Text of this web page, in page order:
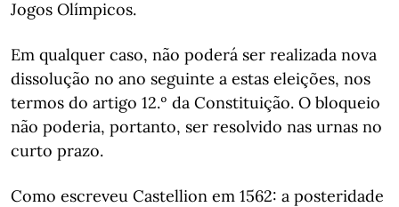
Jogos Olímpicos.
Em qualquer caso, não poderá ser realizada nova
dissolução no ano seguinte a estas eleições, nos
termos do artigo 12.º da Constituição. O bloqueio
não poderia, portanto, ser resolvido nas urnas no
curto prazo.
Como escreveu Castellion em 1562: a posteridade